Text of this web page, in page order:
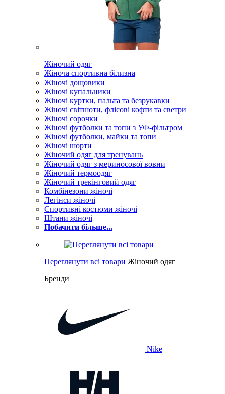
Жіночий одяг
Жіноча спортивна білизна
Жіночі дощовики
Жіночі купальники
Жіночі куртки, пальта та безрукавки
Жіночі світшоти, флісові кофти та светри
Жіночі сорочки
Жіночі футболки та топи з УФ-фільтром
Жіночі футболки, майки та топи
Жіночі шорти
Жіночий одяг для тренувань
Жіночий одяг з мериносової вовни
Жіночий термоодяг
Жіночий трекінговий одяг
Комбінезони жіночі
Легінси жіночі
Спортивні костюми жіночі
Штани жіночі
Побачити більше...
Переглянути всі товари Жіночий одяг
Бренди
Nike